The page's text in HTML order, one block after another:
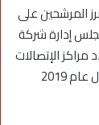
المرشحين على
إدارة شركة
الإتصالات
التى تقدم خدمات دفع إلكترونى إلى 15 ألف مركز خلال عام 2019